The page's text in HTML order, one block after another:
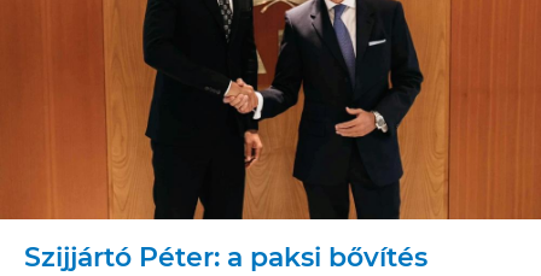
Szijjártó Péter: a paksi bővítés